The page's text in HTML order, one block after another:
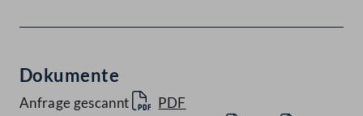
Dokumente
Anfrage gescannt
PDF